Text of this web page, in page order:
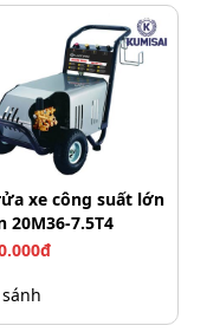
khả năng chống gỉ
không lo bị hư hại
xe công suất lớn
20M36-7.5T4